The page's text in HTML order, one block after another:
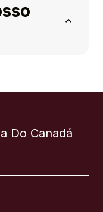
Do Canadá